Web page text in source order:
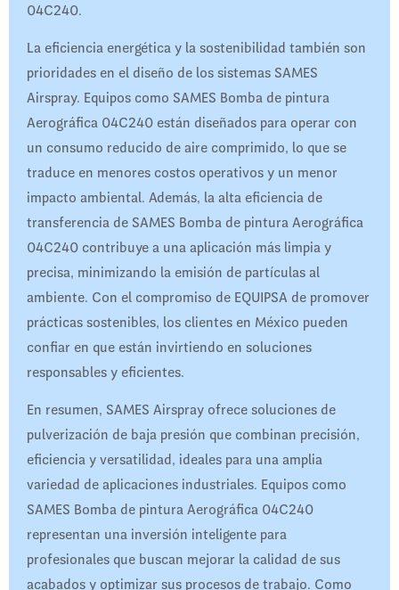
04C240.​
La eficiencia energética y la sostenibilidad también son
prioridades en el diseño de los sistemas SAMES
Airspray. Equipos como SAMES Bomba de pintura
Aerográfica 04C240 están diseñados para operar con
un consumo reducido de aire comprimido, lo que se
traduce en menores costos operativos y un menor
impacto ambiental. Además, la alta eficiencia de
transferencia de SAMES Bomba de pintura Aerográfica
04C240 contribuye a una aplicación más limpia y
precisa, minimizando la emisión de partículas al
ambiente. Con el compromiso de EQUIPSA de promover
prácticas sostenibles, los clientes en México pueden
confiar en que están invirtiendo en soluciones
responsables y eficientes.​
En resumen, SAMES Airspray ofrece soluciones de
pulverización de baja presión que combinan precisión,
eficiencia y versatilidad, ideales para una amplia
variedad de aplicaciones industriales. Equipos como
SAMES Bomba de pintura Aerográfica 04C240
representan una inversión inteligente para
profesionales que buscan mejorar la calidad de sus
acabados y optimizar sus procesos de trabajo. Como